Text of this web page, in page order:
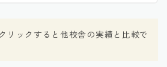
リックすると他校舎の実績と比較で